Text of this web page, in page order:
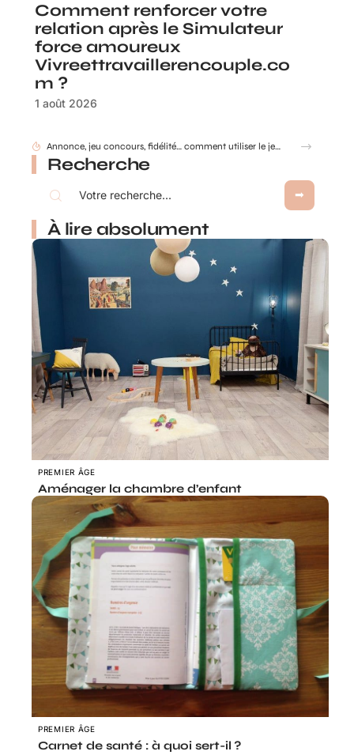
Comment renforcer votre
relation après le Simulateur
force amoureux
Vivreettravaillerencouple.co
m ?
1 août 2026
Gobelet Personnalisé anniversaire pour entreprise : animer un anniversaire de marque
Recherche
À lire absolument
PREMIER ÂGE
Aménager la chambre d’enfant
PREMIER ÂGE
Carnet de santé : à quoi sert-il ?